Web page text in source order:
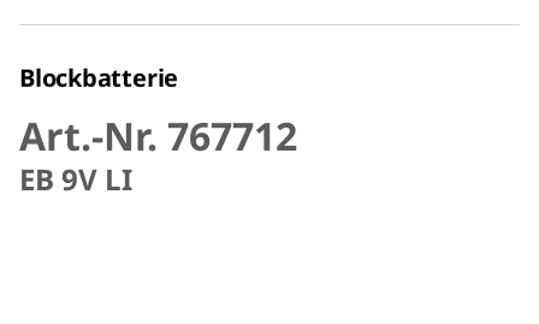
Blockbatterie
Art.-Nr. 767712
EB 9V LI